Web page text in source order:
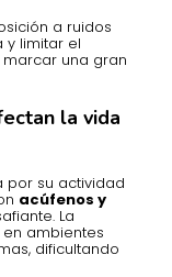
a ruidos
y limitar el
una gran
la vida
por su actividad
acúfenos y
La
ambientes
dificultando